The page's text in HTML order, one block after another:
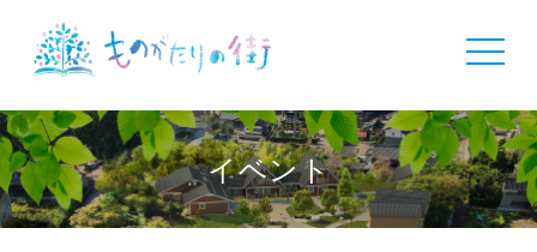
toggle
イベント